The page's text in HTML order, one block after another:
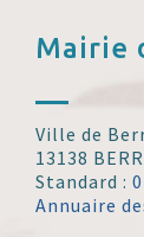
Mairie
Ville de
13138
Standard :
Annuaire